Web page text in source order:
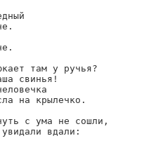
там у ручья?
свинья!
на крылечко.
с ума не сошли,
вдали: